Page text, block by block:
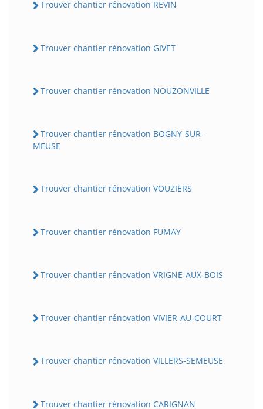
Trouver chantier rénovation REVIN
Trouver chantier rénovation GIVET
Trouver chantier rénovation NOUZONVILLE
Trouver chantier rénovation BOGNY-SUR-
MEUSE
Trouver chantier rénovation VOUZIERS
Trouver chantier rénovation FUMAY
Trouver chantier rénovation VRIGNE-AUX-BOIS
Trouver chantier rénovation VIVIER-AU-COURT
Trouver chantier rénovation VILLERS-SEMEUSE
Trouver chantier rénovation CARIGNAN